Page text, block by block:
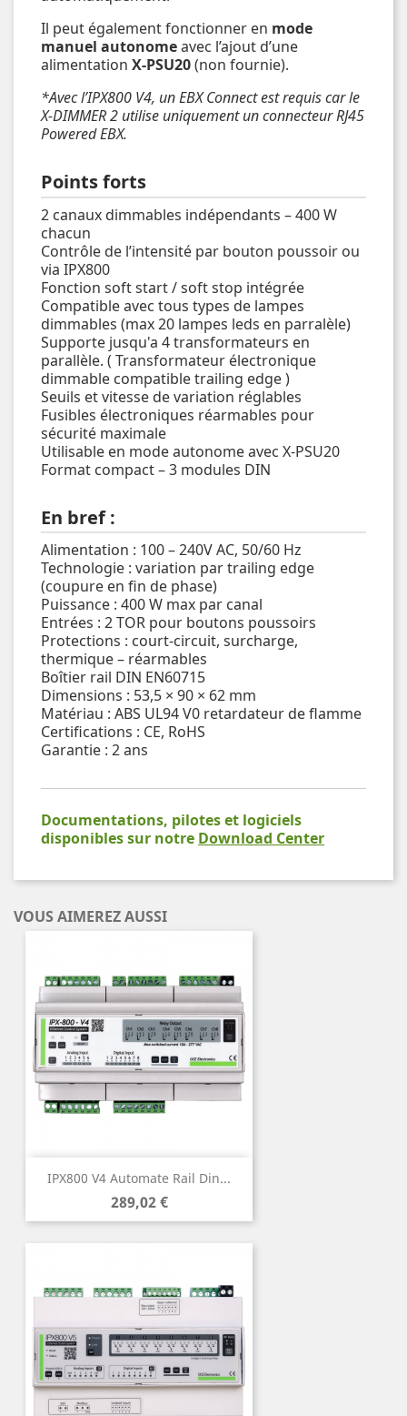
Il peut également fonctionner en mode
manuel autonomeavec l’ajout d’une
alimentation X-PSU20(non fournie).
*Avec l’IPX800 V4, un EBX Connect est requis car le
X-DIMMER 2 utilise uniquement un connecteur RJ45
Powered EBX.
Points forts
2 canaux dimmables indépendants – 400 W
chacun
Contrôle de l’intensité par bouton poussoir ou
via IPX800
Fonction soft start / soft stop intégrée
Compatible avec tous types de lampes
dimmables (max 20 lampes leds en parralèle)
Supporte jusqu'a 4 transformateurs en
parallèle. ( Transformateur électronique
dimmable compatible trailing edge )
Seuils et vitesse de variation réglables
Fusibles électroniques réarmables pour
sécurité maximale
Utilisable en mode autonome avec X-PSU20
Format compact – 3 modules DIN
En bref :
Alimentation : 100 – 240V AC, 50/60 Hz
Technologie : variation par trailing edge
(coupure en fin de phase)
Puissance : 400 W max par canal
Entrées : 2 TOR pour boutons poussoirs
Protections : court-circuit, surcharge,
thermique – réarmables
Boîtier rail DIN EN60715
Dimensions : 53,5 × 90 × 62 mm
Matériau : ABS UL94 V0 retardateur de flamme
Certifications : CE, RoHS
Garantie : 2 ans
Documentations, pilotes et logiciels
disponibles sur notre Download Center
VOUS AIMEREZ AUSSI
IPX800 V4 Automate Rail Din...
Prix
289,02 €